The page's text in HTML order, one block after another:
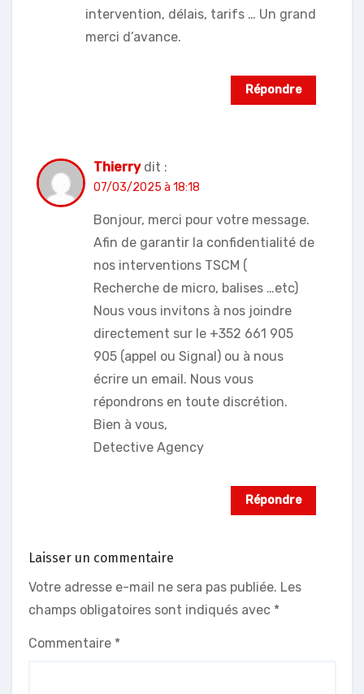
intervention, délais, tarifs … Un grand
merci d’avance.
Répondre
Thierry dit :
07/03/2025 à 18:18
Bonjour, merci pour votre message.
Afin de garantir la confidentialité de
nos interventions TSCM (
Recherche de micro, balises …etc)
Nous vous invitons à nos joindre
directement sur le +352 661 905
905 (appel ou Signal) ou à nous
écrire un email. Nous vous
répondrons en toute discrétion.
Bien à vous,
Detective Agency
Répondre
Laisser un commentaire
Votre adresse e-mail ne sera pas publiée. Les
champs obligatoires sont indiqués avec *
Commentaire *